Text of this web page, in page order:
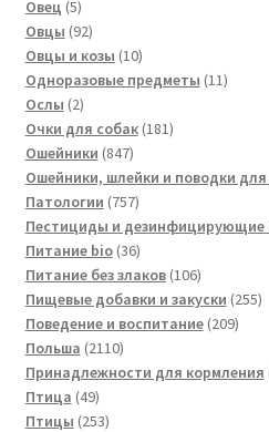
Овец 55
товаров
Овцы 9292
товара
Овцы и козы 1010
товаров
Одноразовые предметы 1111
Ослы 22
товара
Очки для собак 181181
Ошейники 847847
товаров
Ошейники, шлейки и поводки
Патологии 757757
товаров
Пестициды и дезинфицирующие
Питание bio 3636
товаров
Питание без злаков 106106
товаров
Пищевые добавки и закуски 255255
Поведение и воспитание 209209
Польша 21102110
товаров
Принадлежности для кормления
Птица 4949
товаров
Птицы 253253